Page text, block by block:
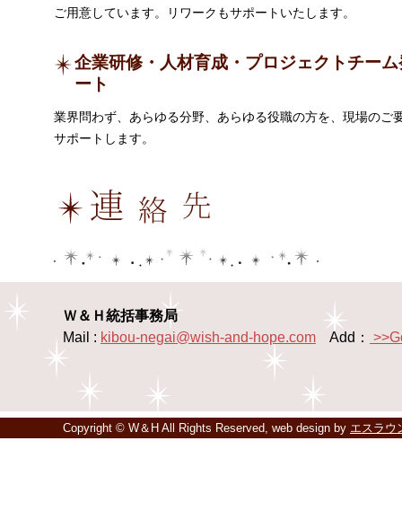
ご用意しています。リワークもサポートいたします。
企業研修・人材育成・プロジェクトチー
ート
業界問わず、あらゆる分野、あらゆる役職の方を、現場のご
サポートします。
Ｗ＆Ｈ統括事務局
Mail : kibou-negai@wish-and-hope.com Add：
Copyright © W＆H All Rights Reserved, web design by エスラウ